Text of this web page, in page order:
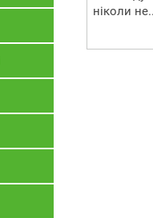
ніколи